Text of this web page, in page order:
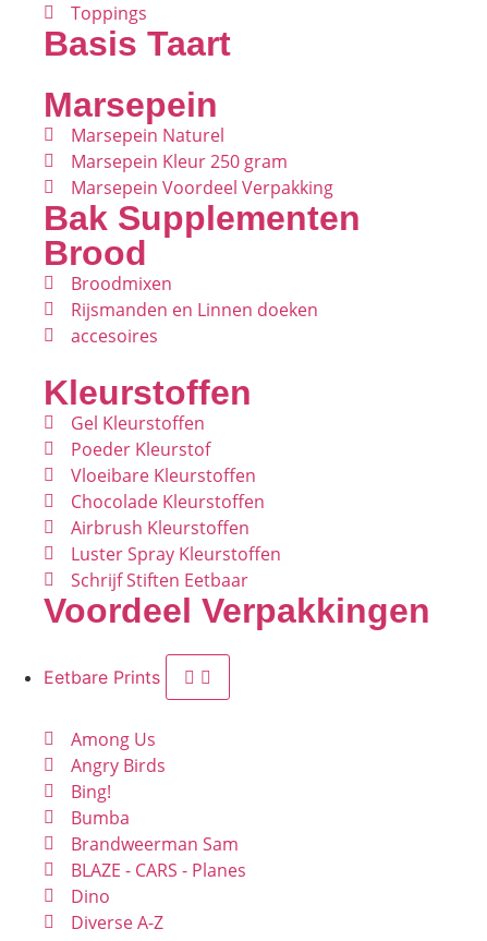
Toppings
Basis Taart
Marsepein
Marsepein Naturel
Marsepein Kleur 250 gram
Marsepein Voordeel Verpakking
Bak Supplementen
Brood
Broodmixen
Rijsmanden en Linnen doeken
accesoires
Kleurstoffen
Gel Kleurstoffen
Poeder Kleurstof
Vloeibare Kleurstoffen
Chocolade Kleurstoffen
Airbrush Kleurstoffen
Luster Spray Kleurstoffen
Schrijf Stiften Eetbaar
Voordeel Verpakkingen
Eetbare Prints
Among Us
Angry Birds
Bing!
Bumba
Brandweerman Sam
BLAZE - CARS - Planes
Dino
Diverse A-Z